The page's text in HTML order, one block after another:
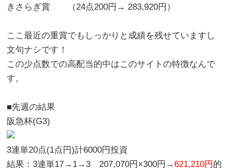
きさらぎ賞 （24点200円→283,920円）
ここ最近の重賞でもしっかりと成績を残せていますし
文句ナシです！
この少点数での高配当的中はこのサイトの特徴なんで
す。
■先週の結果
阪急杯(G3)
3連単20点(1点円)計6000円投資
結果：3連単17→ 1→3 207,070円×300円 →621,210円 的